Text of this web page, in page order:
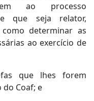
ao processo
que seja relator,
determinar as
ao exercício de
que lhes forem
Coaf; e